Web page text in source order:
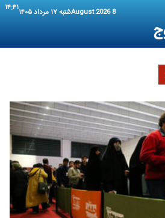
8 August 2026 شنبه ۱۷ مرداد ۱۴۰۵ ۱۴:۴۱